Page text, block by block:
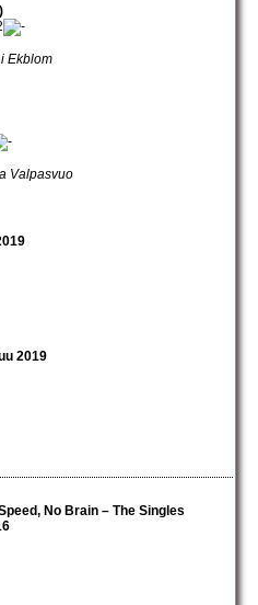
Ekblom
Valpasvuo
2019
No Brain – The Singles